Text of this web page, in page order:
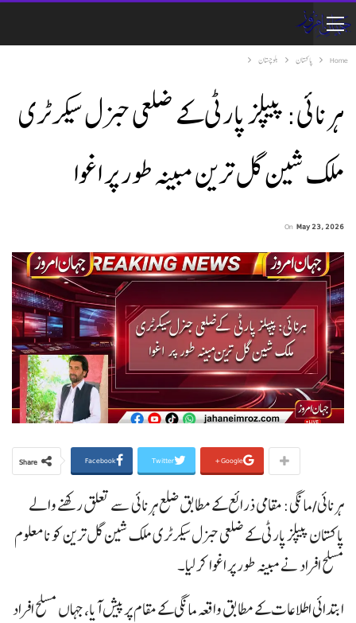
Home پاکستان بلوچستان
ہرنائی: پیپلز پارٹی کے ضلعی جنرل سیکرٹری
ملک شین گل ترین مبینہ طور پر اغوا
On May 23, 2026
Share Facebook Twitter Google+
ہرنائی/مانگی: مقامی ذرائع کے مطابق ضلع ہرنائی سے تعلق رکھنے والے
پاکستان پیپلز پارٹی کے ضلعی جنرل سیکرٹری ملک شین گل ترین کو نامعلوم
مسلح افراد نے مبینہ طور پر اغوا کر لیا۔
ابتدائی اطلاعات کے مطابق واقعہ مانگی کے مقام پر پیش آیا، جہاں مسلح افراد